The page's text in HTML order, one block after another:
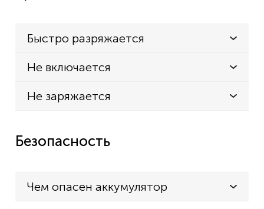
Быстро разряжается
Не включается
Не заряжается
Безопасность
Чем опасен аккумулятор